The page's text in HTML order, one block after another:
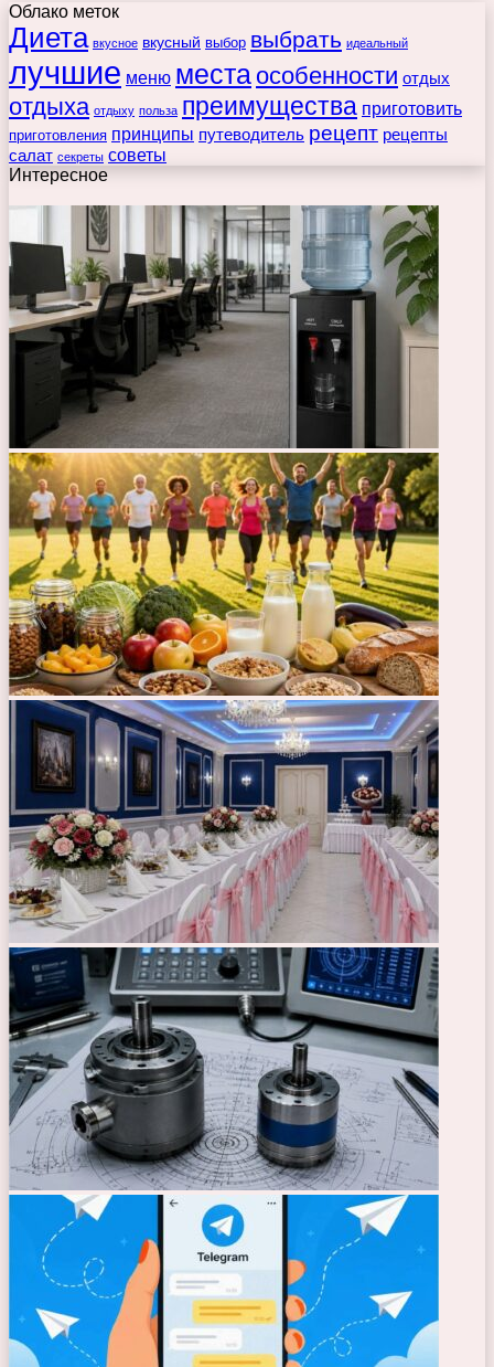
Облако меток
Диета вкусное вкусный выбор выбрать идеальный
лучшие меню места особенности отдых
отдыха отдыху польза преимущества приготовить
приготовления принципы путеводитель рецепт рецепты
салат секреты советы
Интересное